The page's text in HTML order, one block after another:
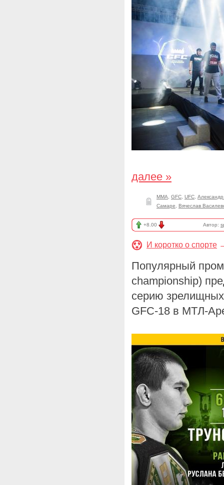
далее »
ММА GFC UFC Александр
Самаре
Вячеслав
+8.00 Автор:
И коротко о спорте
Популярный
championship)
серию
GFC-18 в МТЛ-